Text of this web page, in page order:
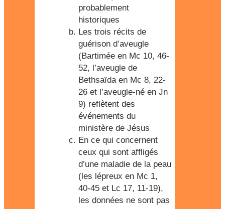
probablement
historiques
Les trois récits de
guérison d’aveugle
(Bartimée en Mc 10, 46-
52, l’aveugle de
Bethsaïda en Mc 8, 22-
26 et l’aveugle-né en Jn
9) reflètent des
événements du
ministère de Jésus
En ce qui concernent
ceux qui sont affligés
d’une maladie de la peau
(les lépreux en Mc 1,
40-45 et Lc 17, 11-19),
les données ne sont pas